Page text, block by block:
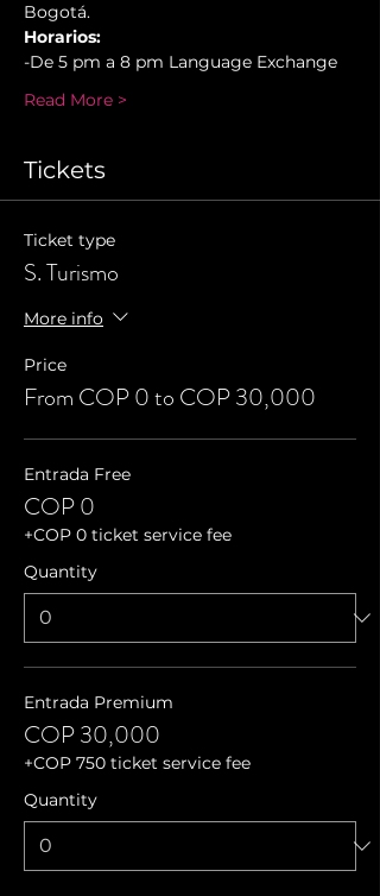
Bogotá.
Horarios:
-De 5 pm a 8 pm Language Exchange
Read More >
Tickets
Ticket type
S. Turismo
More info
Price
From COP 0 to COP 30,000
Entrada Free
COP 0
+COP 0 ticket service fee
Quantity
Entrada Premium
COP 30,000
+COP 750 ticket service fee
Quantity